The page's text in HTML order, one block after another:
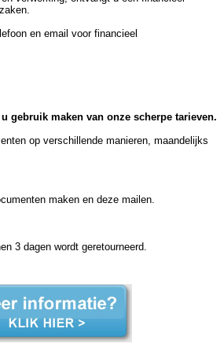
en email voor financieel
gebruik maken van onze scherpe tarieven.
op verschillende manieren, maandelijks
maken en deze mailen.
3 dagen wordt geretourneerd.